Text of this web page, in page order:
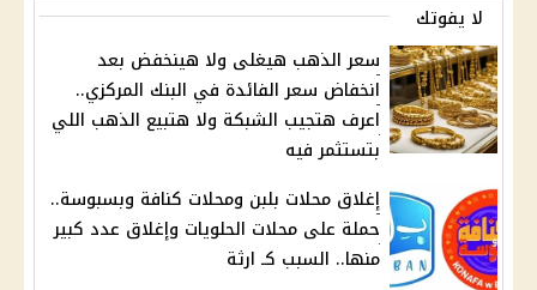
لا يفوتك
سعر الذهب هيغلى ولا هينخفض بعد
انخفاض سعر الفائدة في البنك المركزي..
اعرف هتجيب الشبكة ولا هتبيع الذهب اللي
بتستثمر فيه
إغلاق محلات بلبن ومحلات كنافة وبسبوسة..
حملة على محلات الحلويات وإغلاق عدد كبير
منها.. السبب كـ ارثة